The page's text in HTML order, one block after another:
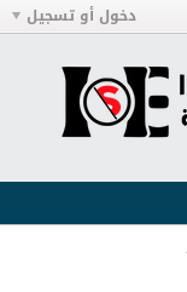
دخول أو تسجيل